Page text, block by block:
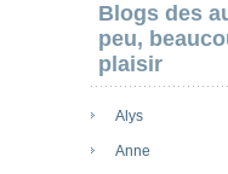
Blogs des
peu,
plaisir
Alys
Anne